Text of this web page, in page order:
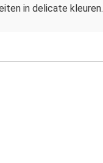
in delicate kleuren.